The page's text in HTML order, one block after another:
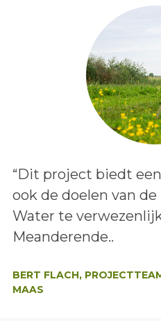
Lees het bericht:
“Dit project biedt
ook de doelen van
Water te
Meanderende..
BERT FLACH,
MAAS